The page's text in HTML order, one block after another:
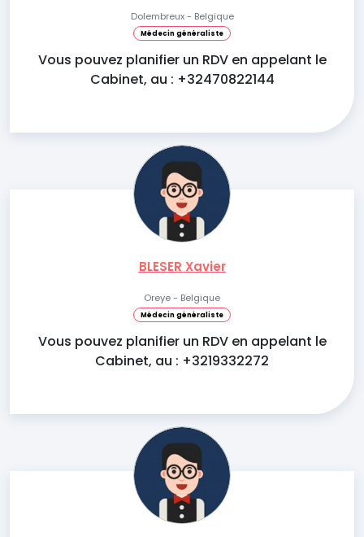
Dolembreux - Belgique
Médecin généraliste
Vous pouvez planifier un RDV en appelant le
Cabinet, au : +32470822144
BLESER Xavier
Oreye - Belgique
Médecin généraliste
Vous pouvez planifier un RDV en appelant le
Cabinet, au : +3219332272